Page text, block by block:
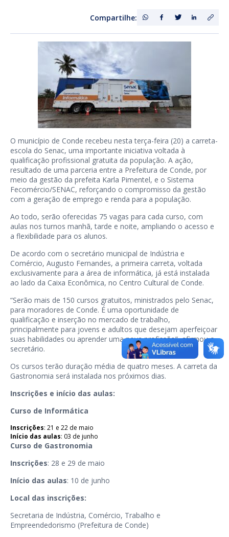
Compartilhe:
O município de Conde recebeu nesta terça-feira (20) a carreta-
escola do Senac, uma importante iniciativa voltada à
qualificação profissional gratuita da população. A ação,
resultado de uma parceria entre a Prefeitura de Conde, por
meio da gestão da prefeita Karla Pimentel, e o Sistema
Fecomércio/SENAC, reforçando o compromisso da gestão
com a geração de emprego e renda para a população.
Ao todo, serão oferecidas 75 vagas para cada curso, com
aulas nos turnos manhã, tarde e noite, ampliando o acesso e
a flexibilidade para os alunos.
De acordo com o secretário municipal de Indústria e
Comércio, Augusto Fernandes, a primeira carreta, voltada
exclusivamente para a área de informática, já está instalada
ao lado da Caixa Econômica, no Centro Cultural de Conde.
“Serão mais de 150 cursos gratuitos, ministrados pelo Senac,
para moradores de Conde. É uma oportunidade de
qualificação e inserção no mercado de trabalho,
principalmente para jovens e adultos que desejam aperfeiçoar
suas habilidades ou aprender uma nova profissão”, afirmou o
secretário.
Os cursos terão duração média de quatro meses. A carreta da
Gastronomia será instalada nos próximos dias.
Inscrições e início das aulas:
Curso de Informática
Inscrições: 21 e 22 de maio
Início das aulas: 03 de junho
Curso de Gastronomia
Inscrições: 28 e 29 de maio
Início das aulas: 10 de junho
Local das inscrições:
Secretaria de Indústria, Comércio, Trabalho e
Empreendedorismo (Prefeitura de Conde)